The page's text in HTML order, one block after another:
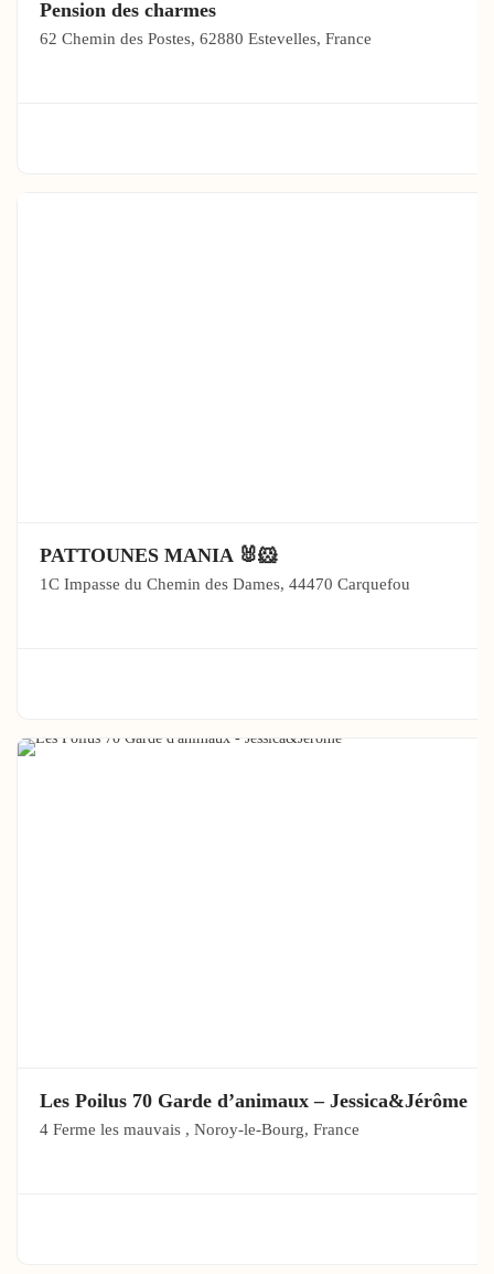
Pension des charmes
62 Chemin des Postes, 62880 Estevelles, France
PATTOUNES MANIA 🐰🐹
1C Impasse du Chemin des Dames, 44470 Carquefou
Les Poilus 70 Garde d’animaux – Jessica&Jérôme
4 Ferme les mauvais , Noroy-le-Bourg, France